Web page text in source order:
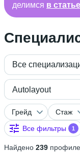
делимся в
Все
Autolayout
Грейд Стаж
Все фильтры
1
Найдено 239